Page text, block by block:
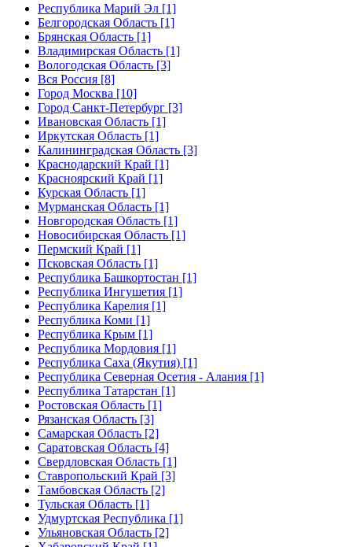
Республика Марий Эл [1]
Белгородская Область [1]
Брянская Область [1]
Владимирская Область [1]
Вологодская Область [3]
Вся Россия [8]
Город Москва [10]
Город Санкт-Петербург [3]
Ивановская Область [1]
Иркутская Область [1]
Калининградская Область [3]
Краснодарский Край [1]
Красноярский Край [1]
Курская Область [1]
Мурманская Область [1]
Новгородская Область [1]
Новосибирская Область [1]
Пермский Край [1]
Псковская Область [1]
Республика Башкортостан [1]
Республика Ингушетия [1]
Республика Карелия [1]
Республика Коми [1]
Республика Крым [1]
Республика Мордовия [1]
Республика Саха (Якутия) [1]
Республика Северная Осетия - Алания [1]
Республика Татарстан [1]
Ростовская Область [1]
Рязанская Область [3]
Самарская Область [2]
Саратовская Область [4]
Свердловская Область [1]
Ставропольский Край [3]
Тамбовская Область [2]
Тульская Область [1]
Удмуртская Республика [1]
Ульяновская Область [2]